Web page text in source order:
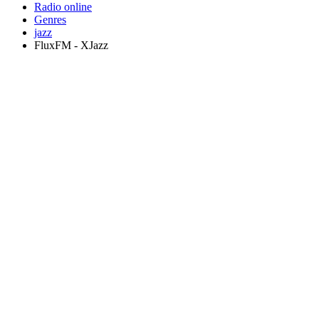
Radio online
Genres
jazz
FluxFM - XJazz